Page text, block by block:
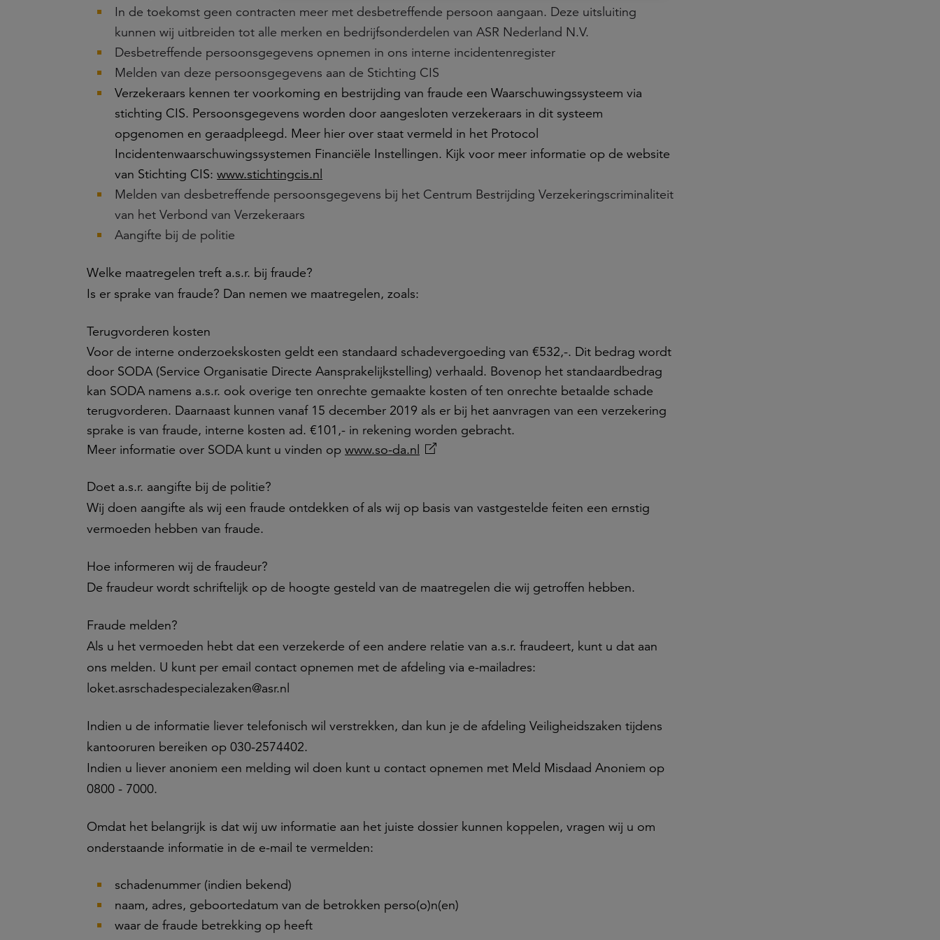
In de toekomst geen contracten meer met desbetreffende persoon aangaan. Deze uitsluiting
kunnen wij uitbreiden tot alle merken en bedrijfsonderdelen van ASR Nederland N.V.
Desbetreffende persoonsgegevens opnemen in ons interne incidentenregister
Melden van deze persoonsgegevens aan de Stichting CIS
Verzekeraars kennen ter voorkoming en bestrijding van fraude een Waarschuwingssysteem via
stichting CIS. Persoonsgegevens worden door aangesloten verzekeraars in dit systeem
opgenomen en geraadpleegd. Meer hier over staat vermeld in het Protocol
Incidentenwaarschuwingssystemen Financiële Instellingen. Kijk voor meer informatie op de website
van Stichting CIS: www.stichtingcis.nl
Melden van desbetreffende persoonsgegevens bij het Centrum Bestrijding Verzekeringscriminaliteit
van het Verbond van Verzekeraars
Aangifte bij de politie
Welke maatregelen treft a.s.r. bij fraude?
Is er sprake van fraude? Dan nemen we maatregelen, zoals:
Terugvorderen kosten
Voor de interne onderzoekskosten geldt een standaard schadevergoeding van €532,-. Dit bedrag wordt
door SODA (Service Organisatie Directe Aansprakelijkstelling) verhaald. Bovenop het standaardbedrag
kan SODA namens a.s.r. ook overige ten onrechte gemaakte kosten of ten onrechte betaalde schade
terugvorderen. Daarnaast kunnen vanaf 15 december 2019 als er bij het aanvragen van een verzekering
sprake is van fraude, interne kosten ad. €101,- in rekening worden gebracht.
Meer informatie over SODA kunt u vinden op www.so-da.nl
Doet a.s.r. aangifte bij de politie?
Wij doen aangifte als wij een fraude ontdekken of als wij op basis van vastgestelde feiten een ernstig
vermoeden hebben van fraude.
Hoe informeren wij de fraudeur?
De fraudeur wordt schriftelijk op de hoogte gesteld van de maatregelen die wij getroffen hebben.
Fraude melden?
Als u het vermoeden hebt dat een verzekerde of een andere relatie van a.s.r. fraudeert, kunt u dat aan
ons melden. U kunt per email contact opnemen met de afdeling via e-mailadres:
loket.asrschadespecialezaken@asr.nl
Indien u de informatie liever telefonisch wil verstrekken, dan kun je de afdeling Veiligheidszaken tijdens
kantooruren bereiken op 030-2574402.
Indien u liever anoniem een melding wil doen kunt u contact opnemen met Meld Misdaad Anoniem op
0800 - 7000.
Omdat het belangrijk is dat wij uw informatie aan het juiste dossier kunnen koppelen, vragen wij u om
onderstaande informatie in de e-mail te vermelden:
schadenummer (indien bekend)
naam, adres, geboortedatum van de betrokken perso(o)n(en)
waar de fraude betrekking op heeft